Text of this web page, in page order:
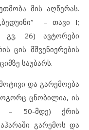
მის აღწერას.
– თავი I;
გვ. 26) ავტორები
ცის მშვენიერების
საუბარს.
და გარემოება
ცნობილია, ის
– 50-მდე) ქრის
გარემოს და